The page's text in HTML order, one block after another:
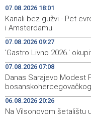
19:44 Faris Dževahirić
19:21 Announcement of
19:10
Rudari Milanovića
ponovo vratio u jamu
19:03
Sarajevo Film
Kinoscope Surreal
19:00 Najave događaja
07.08.2026 18:01
Kanali bez gužvi - Pet
i Amsterdamu
07.08.2026 09:27
'Gastro Livno 2026.'
07.08.2026 07:08
Danas Sarajevo Modest
06.08.2026 20:26
Na Vilsonovom šetalištu